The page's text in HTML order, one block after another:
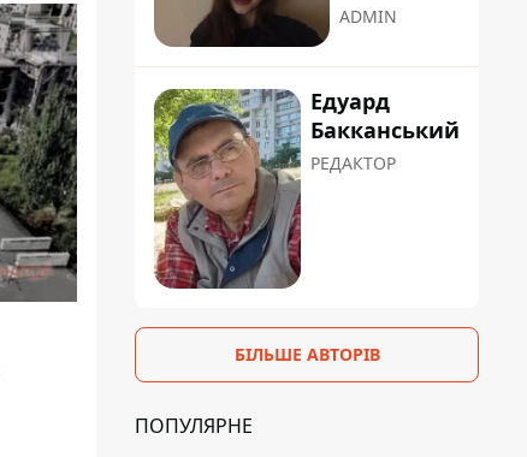
ADMIN
Едуард
Бакканський
РЕДАКТОР
БІЛЬШЕ АВТОРІВ
ПОПУЛЯРНЕ